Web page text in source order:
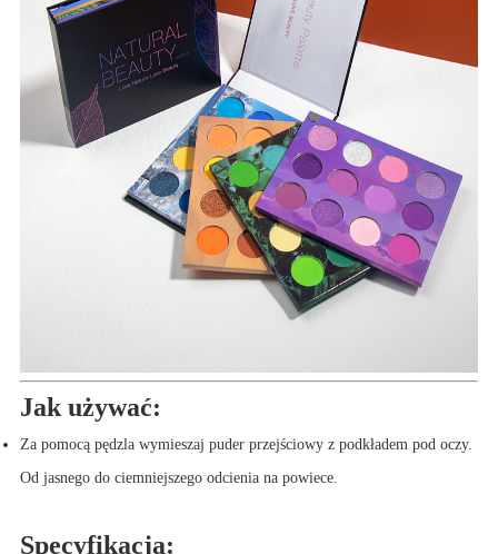
Jak używać:
Za pomocą pędzla wymieszaj puder przejściowy z podkładem pod oczy.
Od jasnego do ciemniejszego odcienia na powiece.
Specyfikacja: